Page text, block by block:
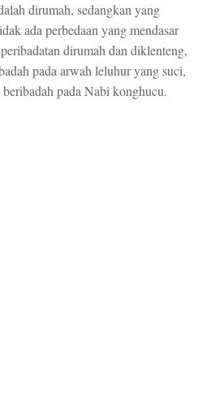
dirumah, sedangkan yang
ada perbedaan yang mendasar
dirumah dan diklenteng,
pada arwah leluhur yang suci,
pada Nabi konghucu.